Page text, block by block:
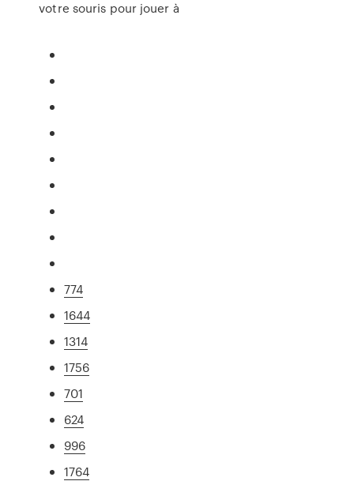
votre souris pour jouer à
774
1644
1314
1756
701
624
996
1764